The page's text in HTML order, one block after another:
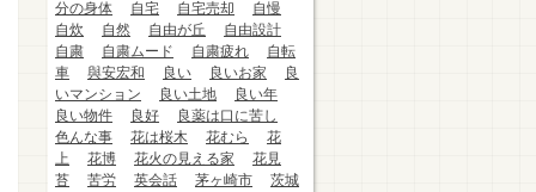
分の身体
自宅 自宅売却
自慢
自炊
自然 自由が丘
自由設計
自粛
自粛ムード 自粛疲れ
自転
車
與安宏和 良い 良いお家
良
いマンション
良い土地
良い年
良い物件
良好
良薬は口に苦し
色んな事
花は桜木 花むら
花
上
花博 花火の見える家
花見
苔
苦労 英会話 茅ヶ崎市
茨城